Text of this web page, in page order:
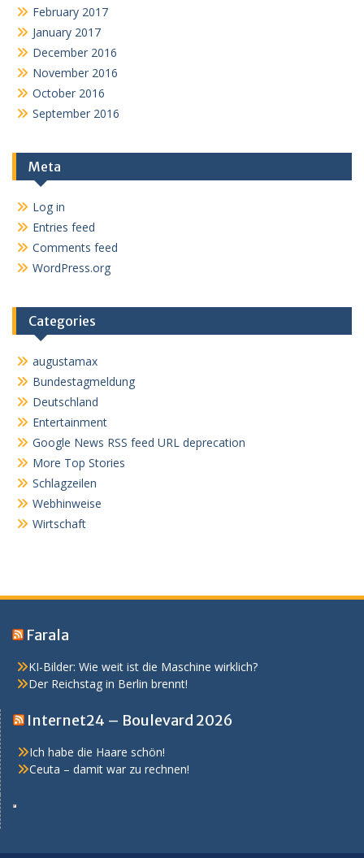
February 2017
January 2017
December 2016
November 2016
October 2016
September 2016
Meta
Log in
Entries feed
Comments feed
WordPress.org
Categories
augustamax
Bundestagmeldung
Deutschland
Entertainment
Google News RSS feed URL deprecation
More Top Stories
Schlagzeilen
Webhinweise
Wirtschaft
Farala
KI-Bilder: Wie weit ist die Maschine wirklich?
Der Reichstag in Berlin brennt!
Internet24 – Boulevard 2026
Ich habe die Haare schön!
Ceuta – damit war zu rechnen!